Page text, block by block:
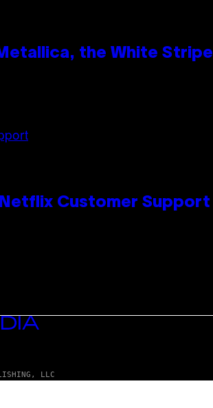
the White
Customer Support
LLC